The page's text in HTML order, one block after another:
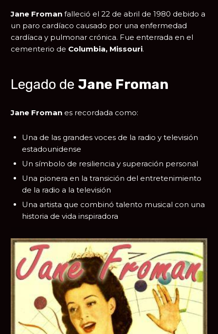
Jane Froman falleció el 22 de abril de 1980 debido a
un paro cardíaco causado por una enfermedad
cardíaca y pulmonar crónica. Fue enterrada en el
cementerio de Columbia, Missouri.
Legado de Jane Froman
Jane Froman es recordada como:
Una de las grandes voces de la radio y televisión
estadounidense
Un símbolo de resiliencia y superación personal
Una pionera en la transición del entretenimiento
de la radio a la televisión
Una artista que combinó talento musical con una
historia de vida inspiradora